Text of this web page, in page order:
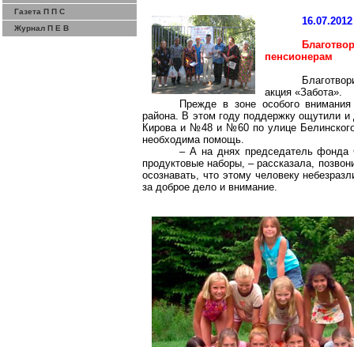
Газета П П С
Журнал П Е В
16.07.2012
пенсионерам
акция «Забота».
Прежде в зоне особого
района. В этом году поддержку ощутили
Кирова и №48 и №60 по улице
необходима помощь.
– А на днях председатель фонда
продуктовые наборы, – рассказала,
осознавать, что этому человеку
за доброе дело и внимание.